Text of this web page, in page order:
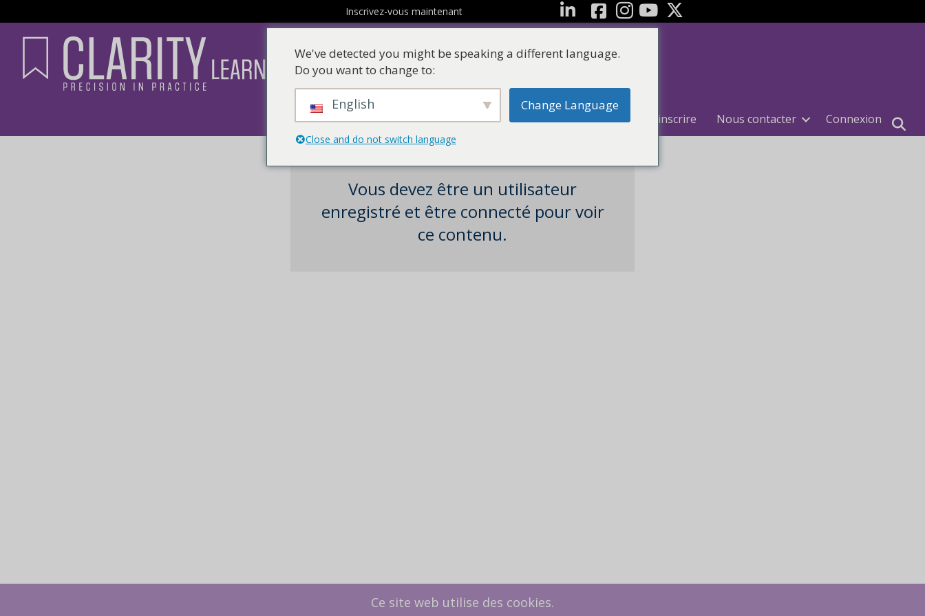
Inscrivez-vous maintenant LinkedInFacebook Youtube
Les ressources Suites d'apprentissage S'inscrire Nous contacter Connexion
Vous devez être un utilisateur
enregistré et être connecté pour voir
ce contenu.
We've detected you might be speaking a different language.
Do you want to change to:
English Change Language
Close and do not switch language
Ce site web utilise des cookies.